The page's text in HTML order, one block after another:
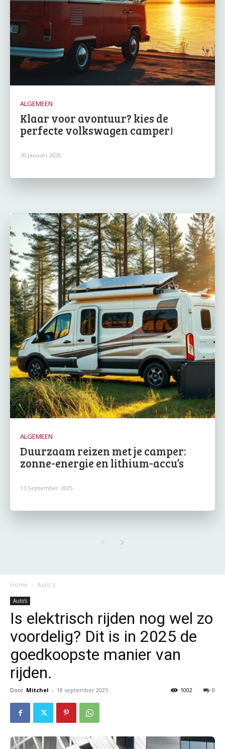
ALGEMEEN
Klaar voor avontuur? kies de
perfecte volkswagen camper!
30 Januari 2026
ALGEMEEN
Duurzaam reizen met je camper:
zonne-energie en lithium-accu’s
13 September 2025